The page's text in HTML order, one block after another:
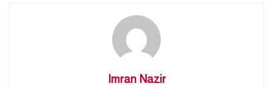
Imran Nazir